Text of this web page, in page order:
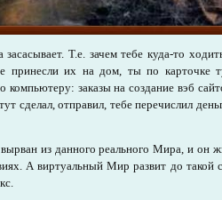
засасывает. Т.е. зачем тебе куда-то
принесли их на дом, ты по карточке
заказы на создание вэб
сделал, отправил, тебе перечислил
из данного реального Мира, и он
А виртуальный Мир развит до